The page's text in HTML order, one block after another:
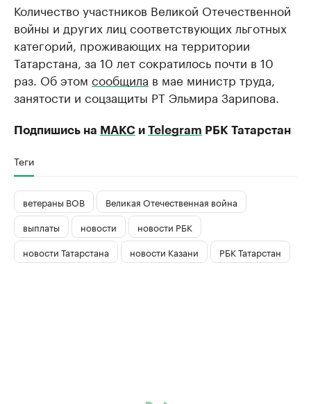
Количество участников Великой Отечественной
войны и других лиц соответствующих льготных
категорий, проживающих на территории
Татарстана, за 10 лет сократилось почти в 10
раз. Об этом сообщила в мае министр труда,
занятости и соцзащиты РТ Эльмира Зарипова.
Подпишись на МАКС и Telegram РБК Татарстан
Теги
ветераны ВОВ
Великая Отечественная война
выплаты
новости
новости РБК
новости Татарстана
новости Казани РБК Татарстан